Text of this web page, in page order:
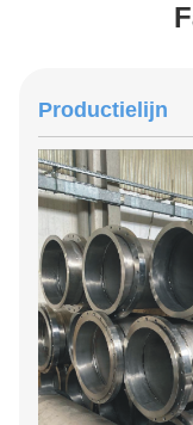
Productielijn